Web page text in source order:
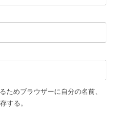
ためブラウザーに自分の名前、
する。